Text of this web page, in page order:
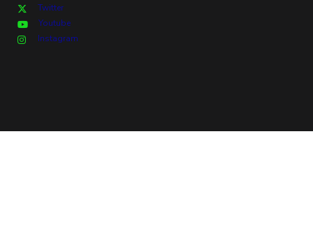
Twitter
Youtube
Instagram